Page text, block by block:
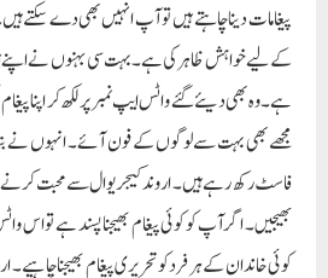
پیغامات دینا چاہتے ہیں تو آپ انہیں بھی دے سکتے
کے لیے خواہش ظاہر کی ہے۔ بہت سی بہنوں نے اپنے
ہے۔ وہ بھی دیئے گئے واٹس ایپ نمبر پر لکھ کر اپنا
مجھے بھی بہت سے لوگوں کے فون آئے۔ انہوں نے
فاسٹ رکھ رہے ہیں۔ اروند کیجریوال سے محبت کرنے
بھیجیں۔ اگر آپ کو کوئی پیغام بھیجنا پسند ہے تو اس
کوئی خاندان کے ہر فرد کو تحریری پیغام بھیجنا